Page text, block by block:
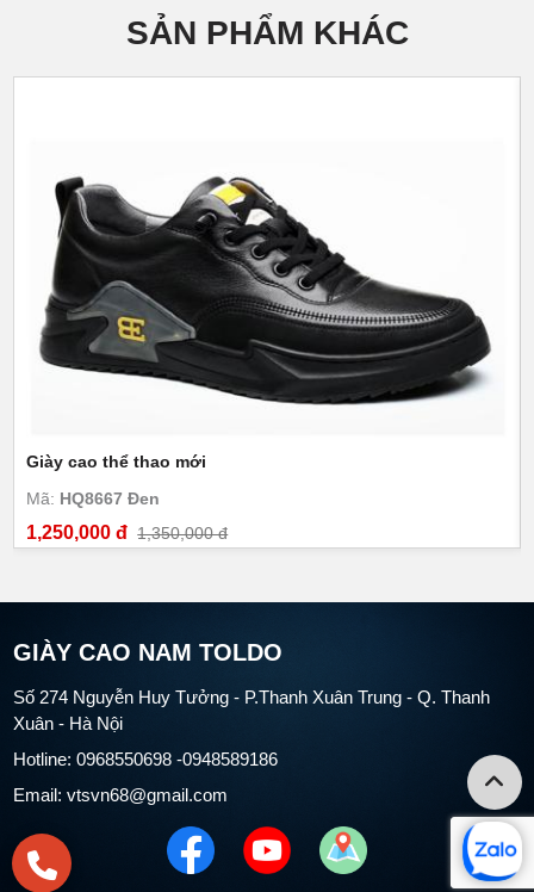
SẢN PHẨM KHÁC
Giày cao thể thao mới
Mã: HQ8667 Đen
1,250,000 đ 1,350,000 đ
GIÀY CAO NAM TOLDO
Số 274 Nguyễn Huy Tưởng - P.Thanh Xuân Trung - Q. Thanh
Xuân - Hà Nội
Hotline: 0968550698 -0948589186
Email: vtsvn68@gmail.com